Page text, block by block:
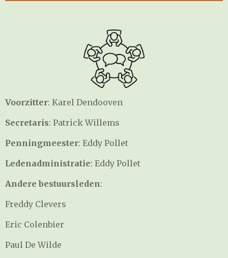
Voorzitter: Karel Dendooven
Secretaris: Patrick Willems
Penningmeester: Eddy Pollet
Ledenadministratie: Eddy Pollet
Andere bestuursleden:
Freddy Clevers
Eric Colenbier
Paul De Wilde